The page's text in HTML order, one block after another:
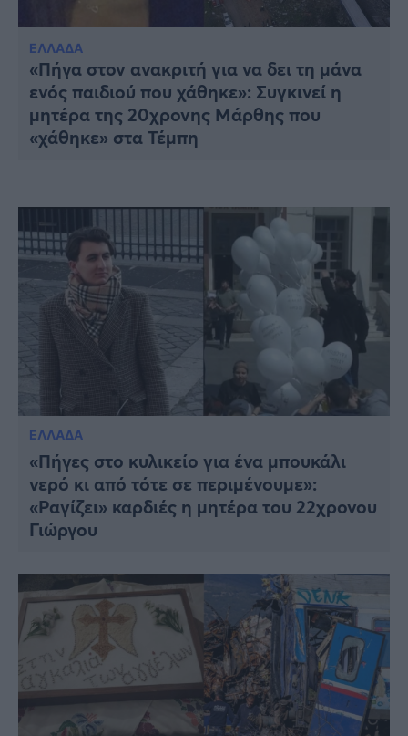
Υγεία
Γυναίκα
Καιρός
Viral
Κουζίνα
Ζώδια
Pet
Πίστη
ΕΛΛΑΔΑ
«Πήγα στον ανακριτή για να δει τη μάνα
ενός παιδιού που χάθηκε»: Συγκινεί η
μητέρα της 20χρονης Μάρθης που
«χάθηκε» στα Τέμπη
ΕΛΛΑΔΑ
«Πήγες στο κυλικείο για ένα μπουκάλι
νερό κι από τότε σε περιμένουμε»:
«Ραγίζει» καρδιές η μητέρα του 22χρονου
Γιώργου